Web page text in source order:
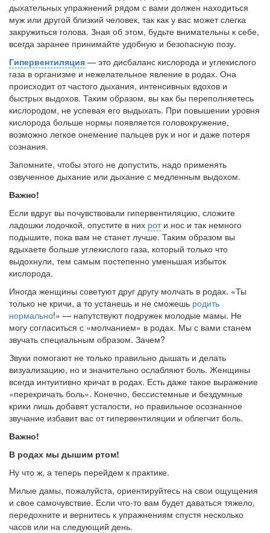
дыхательных упражнений рядом с вами должен находиться
муж или другой близкий человек, так как у вас мо­жет слегка
закружиться голова. Зная об этом, будьте внима­тельны к себе,
всегда заранее принимайте удобную и безопасную позу.
Гипервентиляция — это дисбаланс кислорода и угле­кислого
газа в организме и нежелательное явление в родах. Она
происходит от частого дыхания, интенсивных вдохов и
быстрых выдохов. Таким образом, вы как бы пе­реполняетесь
кислородом, не успевая его выдыхать. При повышении уровня
кислорода больше нормы появляется головокружение,
возможно легкое онемение пальцев рук и ног и даже потеря
сознания.
Запомните, чтобы этого не допустить, надо применять
озвученное дыхание или дыхание с медленным выдохом.
Важно!
Если вдруг вы почувствовали гипервентиляцию, сло­жите
ладошки лодочкой, опустите в них роти нос и так немного
подышите, пока вам не станет лучше. Таким образом вы
вдыхаете больше углекислого газа, который только что
выдохнули, тем самым постепенно уменьшая избыток
кислорода.
Иногда женщины советуют друг другу молчать в родах. «Ты
только не кричи, а то устанешь и не сможешь родить
нормально!» — напутствуют подружек молодые мамы. Не
могу согласиться с «молчанием» в родах. Мы с вами станем
звучать специаль­ным образом. Зачем?
Звуки помогают не только правильно дышать и делать
визуализацию, но и значи­тельно ослабляют боль. Женщины
всегда интуитивно кричат в родах. Есть даже такое выражение
«перекричать боль». Конечно, бессистемные и бездумные
крики лишь добавят усталости, но правильное осознанное
звучание избавит вас от гипервентиляции и облегчит боль.
Важно!
В родах мы дышим ртом!
Ну что ж, а теперь перейдем к практике.
Милые дамы, пожалуйста, ориентируйтесь на свои ощуще­ния
и свое самочувствие. Если что-то вам будет даваться тяжело,
передохните и вернитесь к упражнениям спустя несколько
часов или на следующий день.